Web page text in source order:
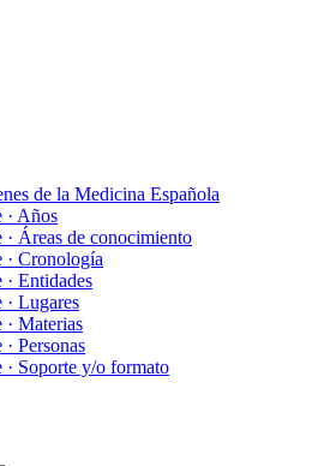
de la Medicina Española
· Años
Áreas de conocimiento
· Cronología
Entidades
· Lugares
· Materias
Personas
· Soporte y/o formato